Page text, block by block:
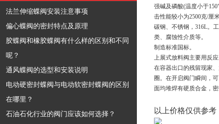
法兰伸缩蝶阀安装注意事项
偏心蝶阀的密封特点及原理
胶蝶阀和橡胶蝶阀有什么样的区别和不同
呢？
通风蝶阀的选型和安装说明
电动硬密封蝶阀与电动软密封蝶阀的区别
在哪里？
石油石化行业的阀门应该如何选择？
强碱及磷酸(温度小于
击性能较小为2500克/厘
碳钢、不锈钢，316L。
类、腐蚀性介质等。
制造标准国标。
上展式放料阀主要用反
在容器出口的残留现家
圈。在开启阀门瞬间，
面均堆焊有硬质合金，
以上价格仅供参考